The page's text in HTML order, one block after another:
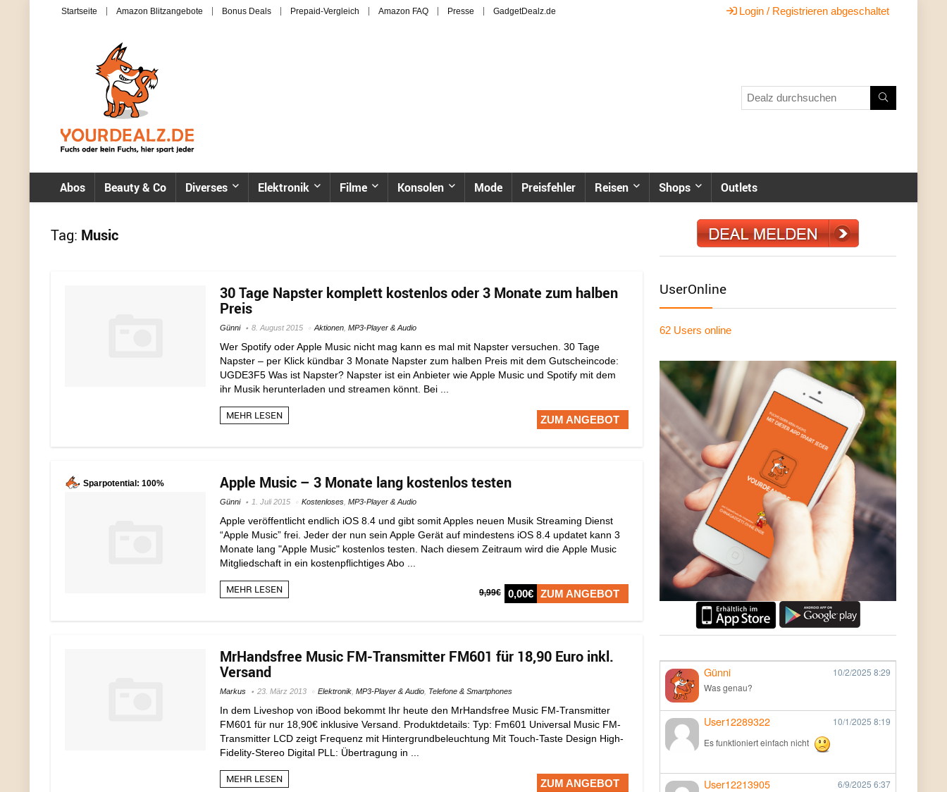
Startseite Amazon Blitzangebote Bonus Deals Prepaid-Vergleich Amazon FAQ Presse GadgetDealz.de Login / Registrieren abgeschaltet
Abos Beauty & Co Diverses Elektronik Filme Konsolen Mode Preisfehler Reisen Shops Outlets
Tag: Music
30 Tage Napster komplett kostenlos oder 3 Monate zum halben
Preis
Günni 8. August 2015 Aktionen MP3-Player & Audio
Wer Spotify oder Apple Music nicht mag kann es mal mit Napster versuchen. 30 Tage
Napster – per Klick kündbar 3 Monate Napster zum halben Preis mit dem Gutscheincode:
UGDE3F5 Was ist Napster? Napster ist ein Anbieter wie Apple Music und Spotify mit dem
ihr Musik herunterladen und streamen könnt. Bei ...
MEHR LESEN ZUM ANGEBOT
Sparpotential: 100% Apple Music – 3 Monate lang kostenlos testen
Günni 1. Juli 2015 Kostenloses MP3-Player & Audio
Apple veröffentlicht endlich iOS 8.4 und gibt somit Apples neuen Musik Streaming Dienst
“Apple Music” frei. Jeder der nun sein Apple Gerät auf mindestens iOS 8.4 updatet kann 3
Monate lang "Apple Music" kostenlos testen. Nach diesem Zeitraum wird die Apple Music
Mitgliedschaft in ein kostenpflichtiges Abo ...
MEHR LESEN 9,99€ 0,00€ ZUM ANGEBOT
MrHandsfree Music FM-Transmitter FM601 für 18,90 Euro inkl.
Versand
Markus 23. März 2013 Elektronik MP3-Player & Audio Telefone & Smartphones
In dem Liveshop von iBood bekommt Ihr heute den MrHandsfree Music FM-Transmitter
FM601 für nur 18,90€ inklusive Versand. Produktdetails: Typ: Fm601 Universal Music FM-
Transmitter LCD zeigt Frequenz mit Hintergrundbeleuchtung Mit Touch-Taste Design High-
Fidelity-Stereo Digital PLL: Übertragung in ...
MEHR LESEN ZUM ANGEBOT
UserOnline
62 Users online
Günni 10/2/2025 8:29
Was genau?
User12289322 10/1/2025 8:19
Es funktioniert einfach nicht
User12213905 6/9/2025 6:37